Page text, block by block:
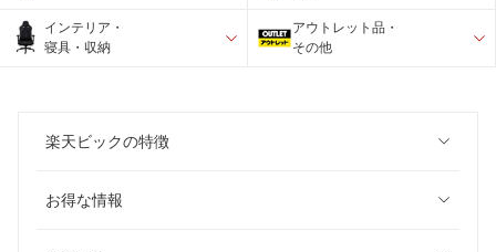
インテリア・
寝具・収納
アウトレット品・
その他
楽天ビックの特徴
お得な情報